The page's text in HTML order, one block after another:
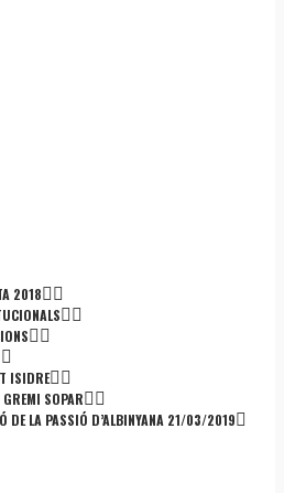
2018
ISIDRE
GREMI SOPAR
DE LA PASSIÓ D’ALBINYANA 21/03/2019